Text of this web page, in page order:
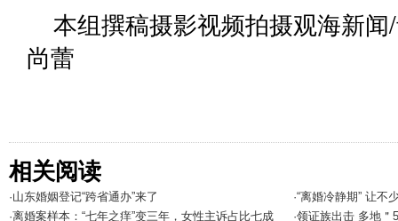
本组撰稿摄影视频拍摄观海新
尚蕾
相关阅读
·山东婚姻登记“跨省通办”来了
·“离婚冷静期” 让不
·离婚案样本：“七年之痒”变三年，女性主诉占比七成
·领证族出击 多地